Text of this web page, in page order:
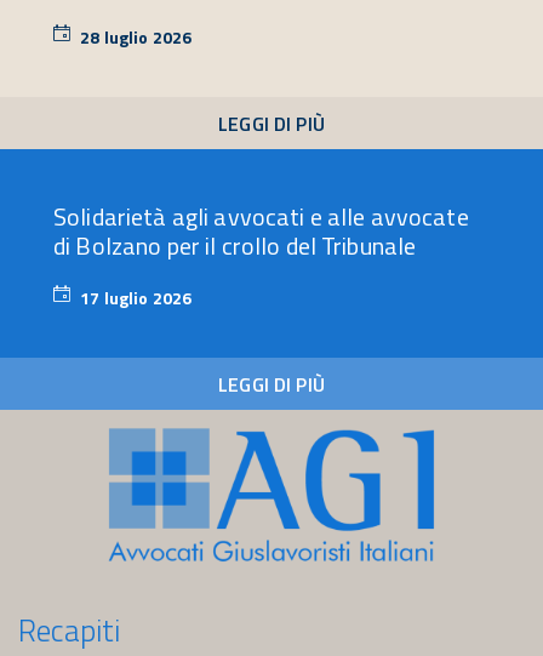
28 luglio 2026
LEGGI DI PIÙ
Solidarietà agli avvocati e alle avvocate
di Bolzano per il crollo del Tribunale
17 luglio 2026
LEGGI DI PIÙ
Recapiti